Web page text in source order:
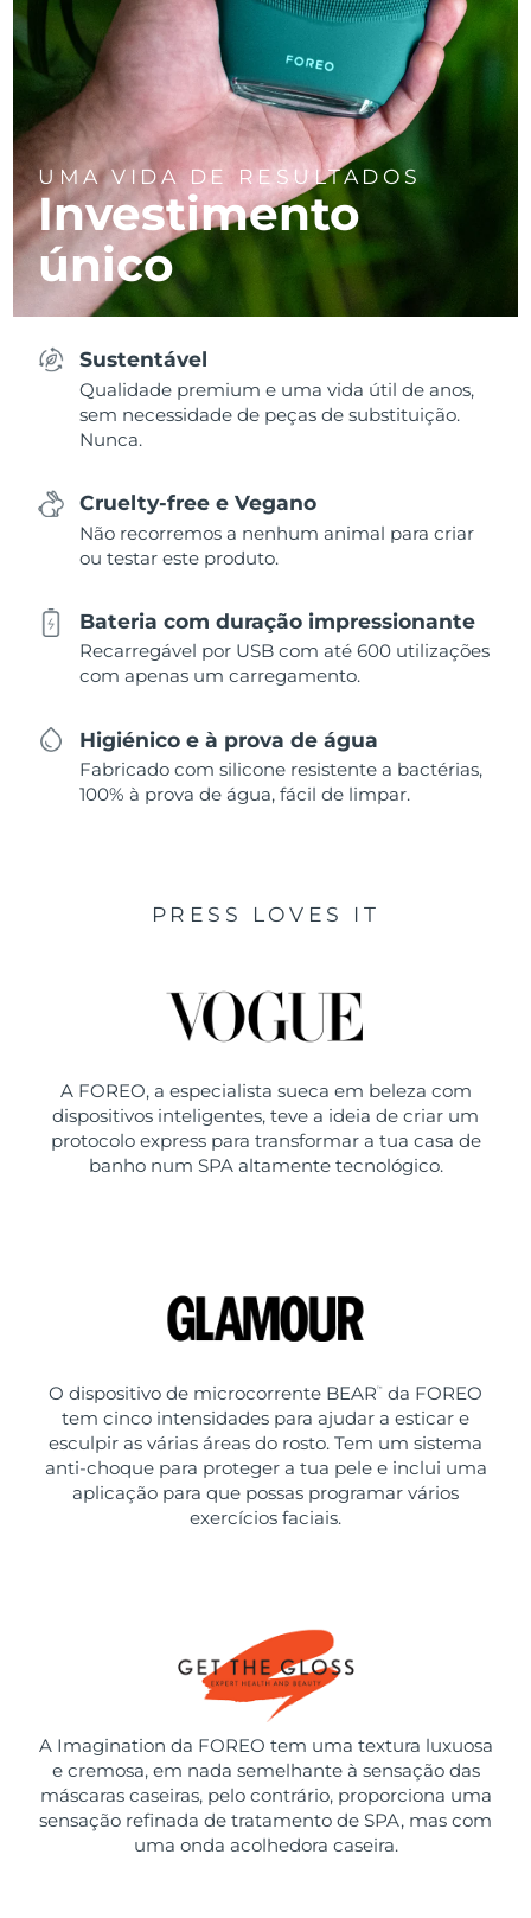
UMA VIDA DE RESULTADOS
Investimento
único
Sustentável
Qualidade premium e uma vida útil de anos,
sem necessidade de peças de substituição.
Nunca.
Cruelty-free e Vegano
Não recorremos a nenhum animal para criar
ou testar este produto.
Bateria com duração impressionante
Recarregável por USB com até 600 utilizações
com apenas um carregamento.
Higiénico e à prova de água
Fabricado com silicone resistente a bactérias,
100% à prova de água, fácil de limpar.
PRESS LOVES IT
A FOREO, a especialista sueca em beleza com
dispositivos inteligentes, teve a ideia de criar um
protocolo express para transformar a tua casa de
banho num SPA altamente tecnológico.
O dispositivo de microcorrente BEAR ™
da FOREO
tem cinco intensidades para ajudar a esticar e
esculpir as várias áreas do rosto. Tem um sistema
anti-choque para proteger a tua pele e inclui uma
aplicação para que possas programar vários
exercícios faciais.
A Imagination da FOREO tem uma textura luxuosa
e cremosa, em nada semelhante à sensação das
máscaras caseiras, pelo contrário, proporciona uma
sensação refinada de tratamento de SPA, mas com
uma onda acolhedora caseira.